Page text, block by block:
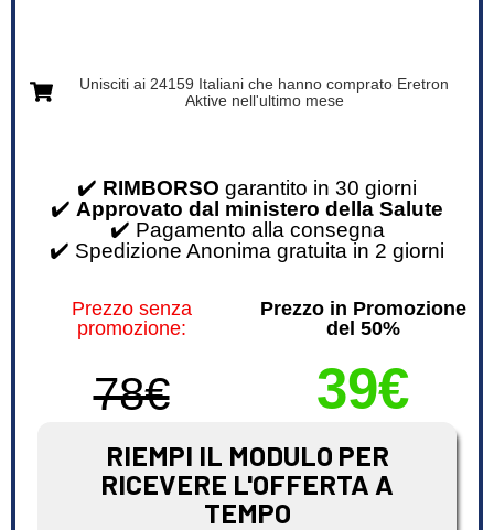
Unisciti ai 24159 Italiani che hanno comprato Eretron
Aktive nell'ultimo mese
✔️ RIMBORSO garantito in 30 giorni
✔️ Approvato dal ministero della Salute
✔️ Pagamento alla consegna
✔️ Spedizione Anonima gratuita in 2 giorni
Prezzo senza
promozione:
78€
Prezzo in Promozione
del 50%
39€
RIEMPI IL MODULO PER
RICEVERE L'OFFERTA A
TEMPO